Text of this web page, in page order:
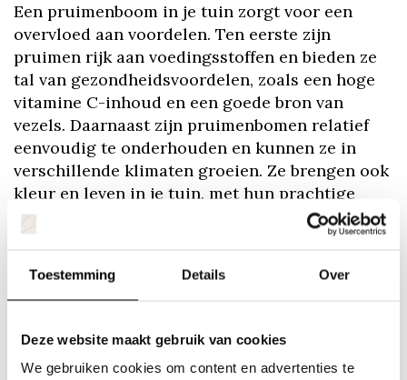
Toestemming Details Over
Deze website maakt gebruik van cookies
We gebruiken cookies om content en advertenties te
Een pruimenboom in je tuin zorgt voor een
overvloed aan voordelen. Ten eerste zijn
pruimen rijk aan voedingsstoffen en bieden ze
tal van gezondheidsvoordelen, zoals een hoge
vitamine C-inhoud en een goede bron van
vezels. Daarnaast zijn pruimenbomen relatief
eenvoudig te onderhouden en kunnen ze in
verschillende klimaten groeien. Ze brengen ook
kleur en leven in je tuin, met hun prachtige
bloesems in het voorjaar, die bijen en andere
bestuivers aantrekken. Bovendien is het
ervaring, waardoor je volop kunt genieten van
je eigen oogst.